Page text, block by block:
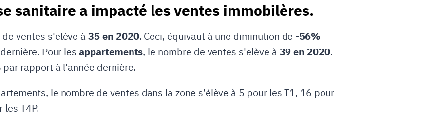
sanitaire a impacté les ventes immobilères.
de ventes s'elève à35 en 2020. Ceci, équivaut à une diminution de -56%
Pour lesappartements, le nombre de ventes s'elève à 39 en 2020.
par rapport à l'année dernière.
le nombre de ventes dans la zone s'élève à 5 pour les T1, 16 pour
les T4P.